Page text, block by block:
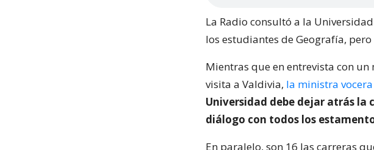
La Radio consultó a la
los estudiantes de Geografía,
Mientras que en entrevista con
visita a Valdivia, la ministra
Universidad debe dejar atrás la
diálogo con todos los
En paralelo, son 16 las carreras